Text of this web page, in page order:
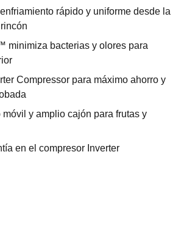
rápido y uniforme desde la
minimiza bacterias y olores para
Compressor para máximo ahorro y
y amplio cajón para frutas y
en el compresor Inverter